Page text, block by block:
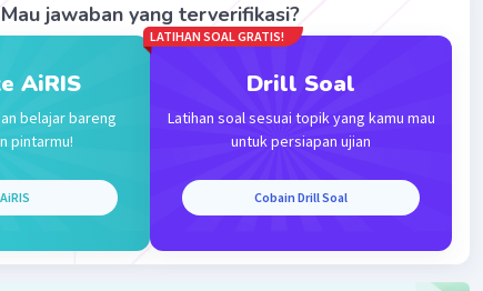
Iklan
Mau jawaban yang terverifikasi?
AiRIS
belajar bareng
pintarmu!
LATIHAN SOAL GRATIS!
Drill Soal
Latihan soal sesuai topik yang kamu mau
untuk persiapan ujian
Cobain Drill Soal